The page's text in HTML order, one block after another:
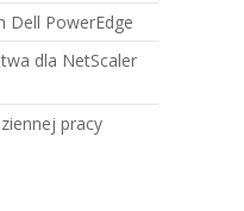
Dell PowerEdge
dla NetScaler
pracy